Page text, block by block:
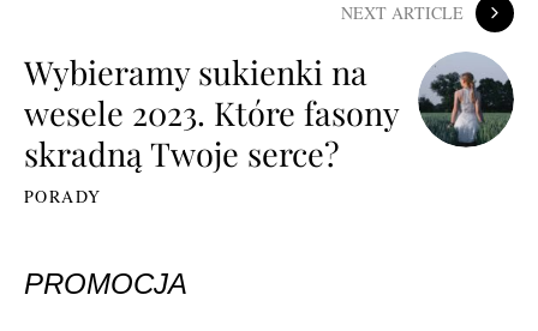
NEXT ARTICLE
Wybieramy sukienki na
wesele 2023. Które fasony
skradną Twoje serce?
PORADY
PROMOCJA